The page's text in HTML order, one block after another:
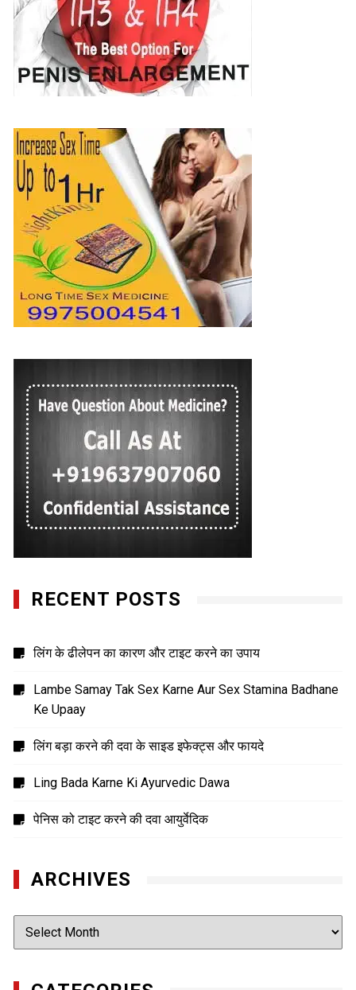
RECENT POSTS
लिंग के ढीलेपन का कारण और टाइट करने का उपाय
Lambe Samay Tak Sex Karne Aur Sex Stamina Badhane
Ke Upaay
लिंग बड़ा करने की दवा के साइड इफेक्ट्स और फायदे
Ling Bada Karne Ki Ayurvedic Dawa
पेनिस को टाइट करने की दवा आयुर्वेदिक
ARCHIVES
Archives